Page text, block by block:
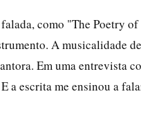
como "The Poetry
A musicalidade
Em uma entrevista
a escrita me ensinou a